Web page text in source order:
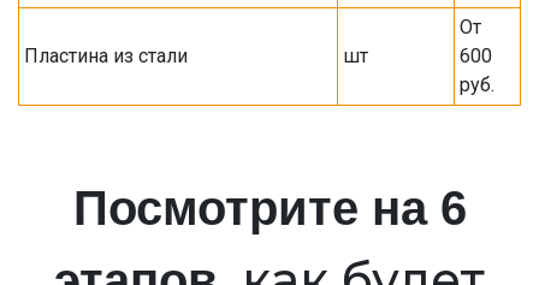
Пластина из стали шт
От
600
руб.
Посмотрите на 6